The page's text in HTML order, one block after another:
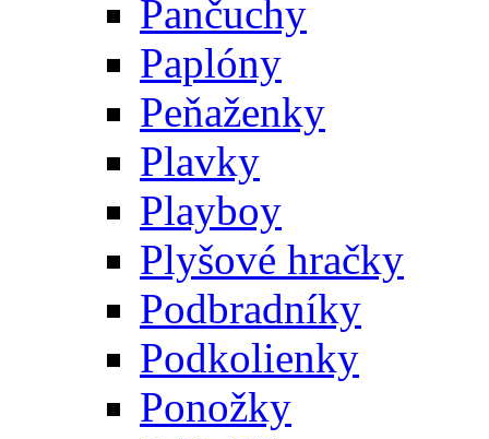
Pančuchy
Paplóny
Peňaženky
Plavky
Playboy
Plyšové hračky
Podbradníky
Podkolienky
Ponožky